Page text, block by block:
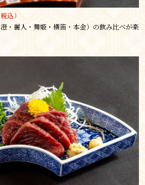
込）
・麗人・舞姫・横笛・本金）の飲み比べが楽